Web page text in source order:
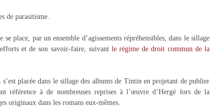
de parasitisme.
place, par un ensemble d’agissements répréhensibles, dans le sillage
et de son savoir-faire, suivant le régime de droit commun de la
placée dans le sillage des albums de Tintin en projetant de publier
référence à de nombreuses reprises à l’œuvre d’Hergé lors de la
originaux dans les romans eux-mêmes.